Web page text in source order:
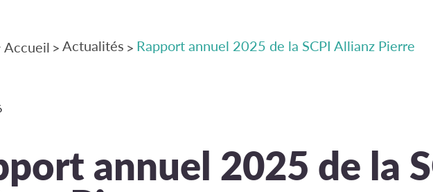
Accueil > Actualités > Rapport annuel 2025 de la SCPI Allianz Pierre
annuel 2025 de la